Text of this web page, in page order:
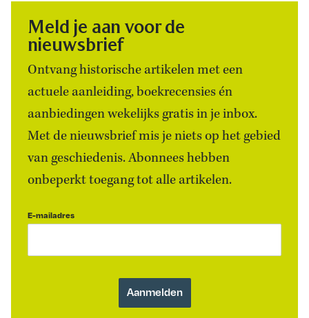
Meld je aan voor de
nieuwsbrief
Ontvang historische artikelen met een
actuele aanleiding, boekrecensies én
aanbiedingen wekelijks gratis in je inbox.
Met de nieuwsbrief mis je niets op het gebied
van geschiedenis. Abonnees hebben
onbeperkt toegang tot alle artikelen.
E-mailadres